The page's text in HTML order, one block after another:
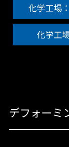
化学工場
化学工
デフォーミ